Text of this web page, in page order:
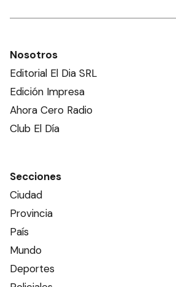
Nosotros
Editorial El Dia SRL
Edición Impresa
Ahora Cero Radio
Club El Día
Secciones
Ciudad
Provincia
País
Mundo
Deportes